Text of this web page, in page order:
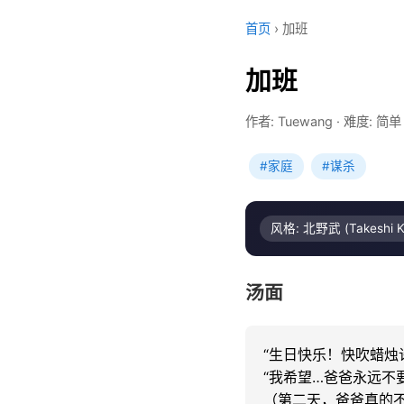
首页 › 加班
加班
作者: Tuewang · 难度: 简单
#家庭 #谋杀
风格: 北野武 (Takeshi
汤面
“生日快乐！快吹蜡烛
“我希望…爸爸永远不
（第二天，爸爸真的